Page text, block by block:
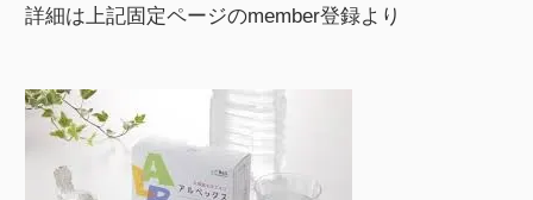
詳細は上記固定ページのmember登録より